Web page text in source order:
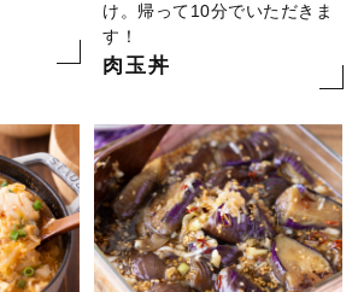
け。帰って10分でいただきま
す！
肉玉丼